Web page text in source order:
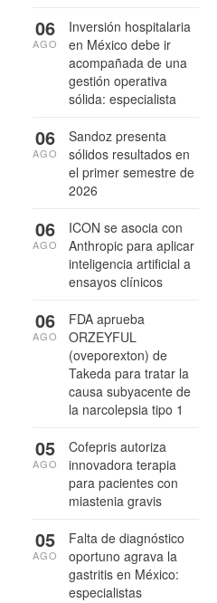
Inversión hospitalaria
en México debe ir
acompañada de una
gestión operativa
sólida: especialista
06
AGO
Sandoz presenta
sólidos resultados en
el primer semestre de
2026
06
AGO
ICON se asocia con
Anthropic para aplicar
inteligencia artificial a
ensayos clínicos
06
AGO
FDA aprueba
ORZEYFUL
(oveporexton) de
Takeda para tratar la
causa subyacente de
la narcolepsia tipo 1
06
AGO
Cofepris autoriza
innovadora terapia
para pacientes con
miastenia gravis
05
AGO
Falta de diagnóstico
oportuno agrava la
gastritis en México:
especialistas
05
AGO